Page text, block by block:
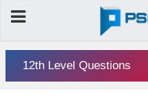
12th Level Questions